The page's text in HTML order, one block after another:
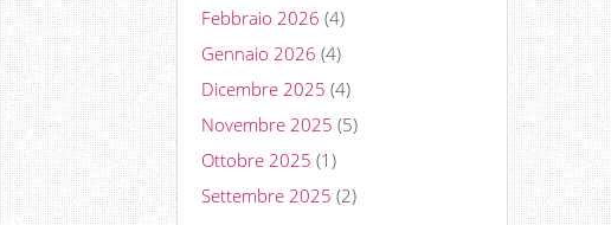
Febbraio 2026 (4)
Gennaio 2026 (4)
Dicembre 2025 (4)
Novembre 2025 (5)
Ottobre 2025 (1)
Settembre 2025 (2)